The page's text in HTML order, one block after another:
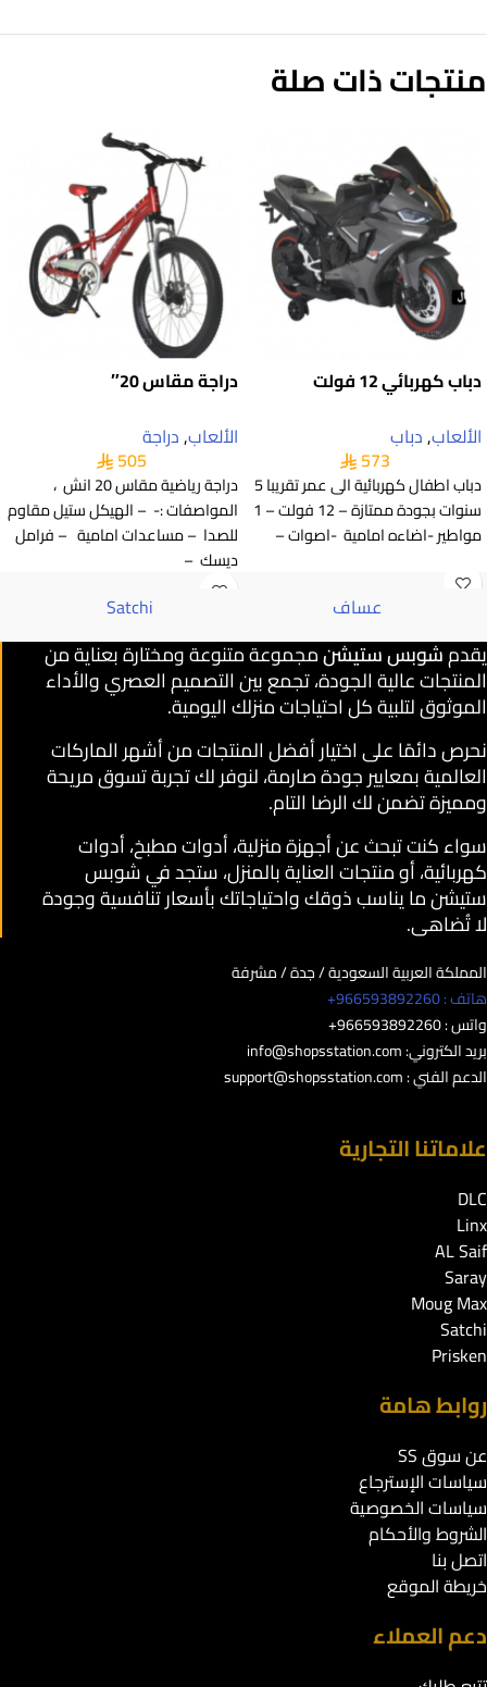
منتجات ذات صلة
دباب كهربائي 12 فولت
الألعاب,دباب
573
دباب اطفال كهربائية الى عمر تقريبا 5
سنوات بجودة ممتازة – 12 فولت – 1
مواطير -اضاءه امامية -اصوات –
دراجة مقاس 20″
الألعاب,دراجة
505
دراجة رياضية مقاس 20 انش ،
المواصفات :- – الهيكل ستيل مقاوم
للصدا – مساعدات امامية – فرامل
ديسك –
عساف Satchi
يقدمشوبس ستيشنمجموعة متنوعة ومختارة بعناية من
المنتجات عالية الجودة، تجمع بين التصميم العصري والأداء
الموثوق لتلبية كل احتياجات منزلك اليومية.
نحرص دائمًا على اختيار أفضل المنتجات من أشهر الماركات
العالمية بمعايير جودة صارمة، لنوفر لك تجربة تسوق مريحة
ومميزة تضمن لك الرضا التام.
سواء كنت تبحث عن أجهزة منزلية، أدوات مطبخ، أدوات
كهربائية، أو منتجات العناية بالمنزل، ستجد في شوبس
ستيشن ما يناسب ذوقك واحتياجاتك بأسعار تنافسية وجودة
لا تُضاهى.
المملكة العربية السعودية / جدة / مشرفة
هاتف : 966593892260+
واتس : 966593892260+
بريد الكتروني:info@shopsstation.com
الدعم الفني :support@shopsstation.com
علاماتنا التجارية
DLC
Linx
AL Saif
Saray
Moug Max
Satchi
Prisken
روابط هامة
عن سوق SS
سياسات الإسترجاع
سياسات الخصوصية
الشروط والأحكام
اتصل بنا
خريطة الموقع
دعم العملاء